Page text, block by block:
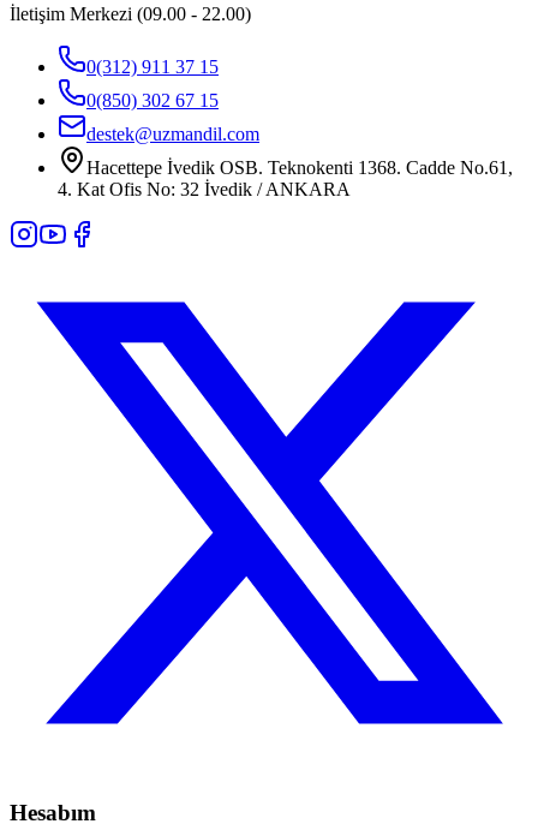
İletişim Merkezi (09.00 - 22.00)
0(312) 911 37 15
0(850) 302 67 15
destek@uzmandil.com
Hacettepe İvedik OSB. Teknokenti 1368. Cadde No.61,
4. Kat Ofis No: 32 İvedik / ANKARA
Hesabım